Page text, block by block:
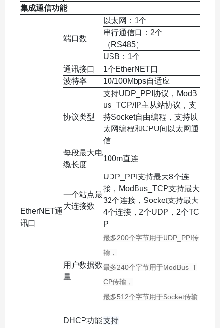
集成通信功能
端口数
以太网：1个
串行通信口：2个
（RS485）
USB：1个
EtherNET通
讯口
通讯接口
1个EtherNET口
波特率
10/100Mbps自适应
协议类型
支持UDP_PPI协议，ModB
us_TCP/IP主从站协议，支
持Socket自由编程，支持以
太网编程和CPU间以太网通
信
每段最大电
缆长度
100m直连
一个站点最
大连接数
UDP_PPI支持最大8个连
接，ModBus_TCP支持最大
32个连接，Socket支持最大
4个连接，2个UDP，2个TC
P
用户数据数
量
最多200个字节用于UDP_PPI传
输，
最多240个字节用于ModBus_T
CP传输，
最多512个字节用于Socket传输
DHCP功能支持